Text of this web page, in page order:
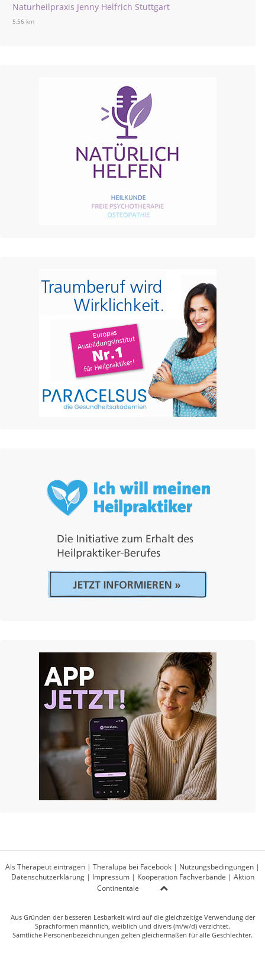
Naturheilpraxis Jenny Helfrich Stuttgart
5,56 km
Als Therapeut eintragen | Theralupa bei Facebook | Nutzungsbedingungen |
Datenschutzerklärung| Impressum| Kooperation Fachverbände | Aktion
Continentale
Aus Gründen der besseren Lesbarkeit wird auf die gleichzeitige Verwendung der
Sprachformen männlich, weiblich und divers (m/w/d) verzichtet.
Sämtliche Personenbezeichnungen gelten gleichermaßen für alle Geschlechter.